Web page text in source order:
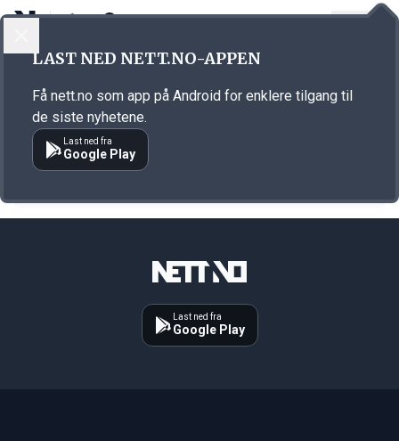
Emne: messe
KORT FORTALT
Mange jobbkandidater vil til Møre og Romsdal
Last ned fra
Google Play
LAST NED NETT.NO-APPEN
Få nett.no som app på Android for enklere tilgang til
de siste nyhetene.
Last ned fra
Google Play